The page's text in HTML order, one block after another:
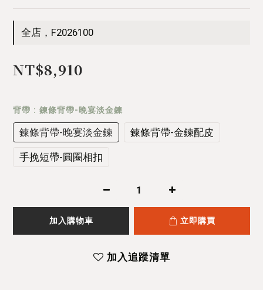
全店，F2026100
NT$8,910
背帶 : 鍊條背帶-晚宴淡金鍊
鍊條背帶-晚宴淡金鍊 鍊條背帶-金鍊配皮
手挽短帶-圓圈相扣
加入購物車 立即購買
加入追蹤清單